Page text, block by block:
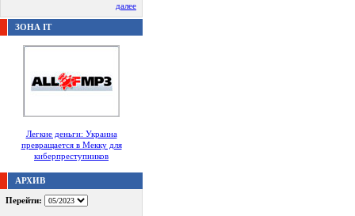
далее
ЗОНА IT
Легкие деньги: Украина
превращается в Мекку для
киберпреступников
АРХИВ
Перейти: